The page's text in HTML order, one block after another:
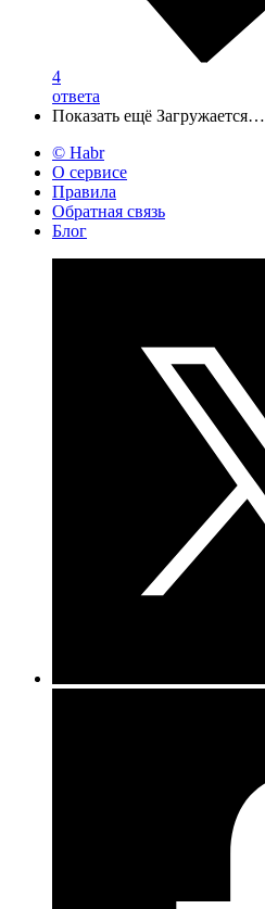
4
ответа
Показать ещё Загружается…
© Habr
О сервисе
Правила
Обратная связь
Блог